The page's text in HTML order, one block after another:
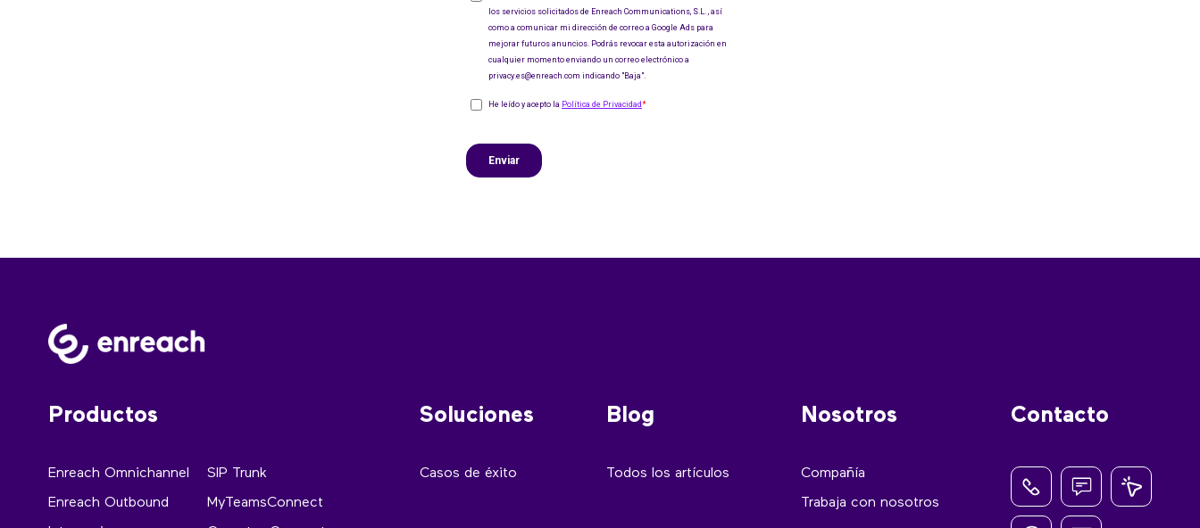
Productos
Enreach Omnichannel
Enreach Outbound
SIP Trunk
MyTeamsConnect
Soluciones
Casos de éxito
Blog
Todos los artículos
Nosotros
Compañía
Trabaja con nosotros
Contacto